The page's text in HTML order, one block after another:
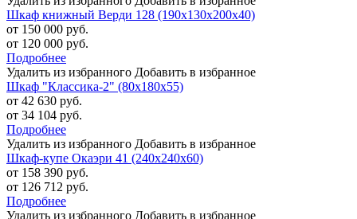
Шкаф книжный Верди 128 (190х130х200х40)
от 150 000 руб.
от 120 000 руб.
Подробнее
Удалить из избранного Добавить в избранное
Шкаф "Классика-2" (80х180х55)
от 42 630 руб.
от 34 104 руб.
Подробнее
Удалить из избранного Добавить в избранное
Шкаф-купе Окаэри 41 (240х240х60)
от 158 390 руб.
от 126 712 руб.
Подробнее
Удалить из избранного Добавить в избранное